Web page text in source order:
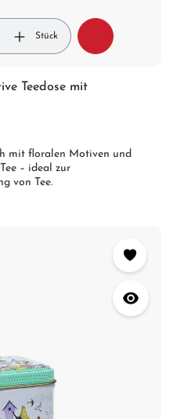
Stück
Teedose mit
mit floralen Motiven und
– ideal zur
von Tee.